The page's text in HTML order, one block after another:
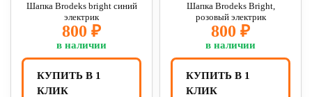
Шапка Brodeks bright синий
электрик
800 ₽
в наличии
КУПИТЬ В 1
КЛИК
Шапка Brodeks Bright,
розовый электрик
800 ₽
в наличии
КУПИТЬ В 1
КЛИК